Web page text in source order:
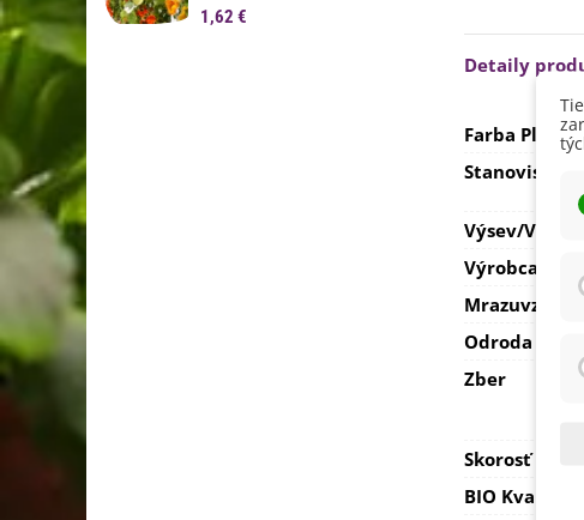
1,62 €
Detaily
Farba Plodu
Stanovisko
Výsev/
Výrobca
Odroda
Zber
Skorosť
BIO Kvalita